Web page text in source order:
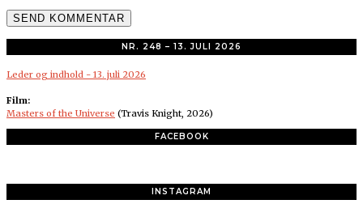
NR. 248 – 13. JULI 2026
Leder og indhold - 13. juli 2026
Film:
Masters of the Universe (Travis Knight, 2026)
FACEBOOK
INSTAGRAM